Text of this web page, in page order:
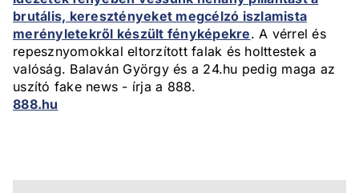
brutális, keresztényeket megcélzó iszlamista
merényletekről készült fényképekre. A vérrel és
repesznyomokkal eltorzított falak és holttestek a
valóság. Balaván György és a 24.hu pedig maga az
uszító fake news - írja a 888.
888.hu